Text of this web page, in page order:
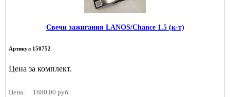
Свечи зажигания LANOS/Chance 1.5 (к-т)
Артикул 150752
Цена за комплект.
Цена: 1680,00 руб